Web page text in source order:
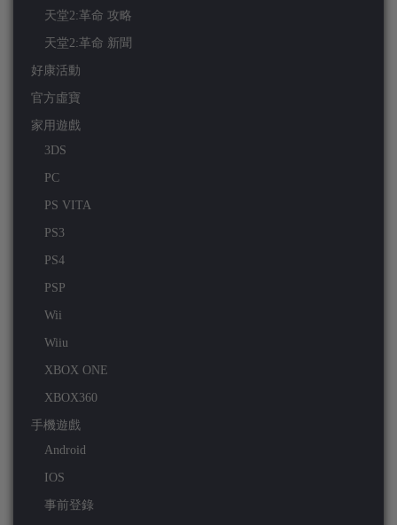
天堂2:革命 攻略
天堂2:革命 新聞
好康活動
官方虛寶
家用遊戲
3DS
PC
PS VITA
PS3
PS4
PSP
Wii
Wiiu
XBOX ONE
XBOX360
手機遊戲
Android
IOS
事前登錄